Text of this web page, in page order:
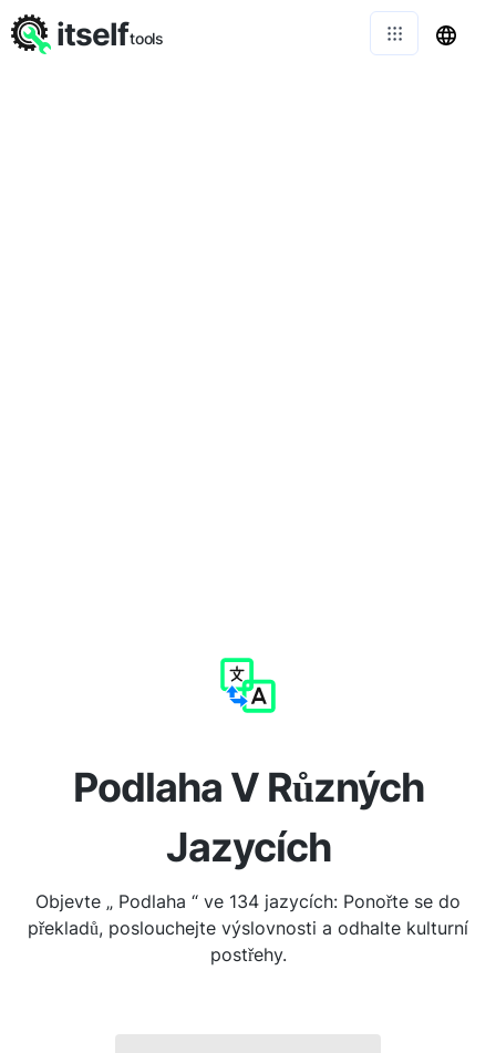
Podlaha V Různých
Jazycích
Objevte „ Podlaha “ ve 134 jazycích: Ponořte se do
překladů, poslouchejte výslovnosti a odhalte kulturní
postřehy.
itselftools